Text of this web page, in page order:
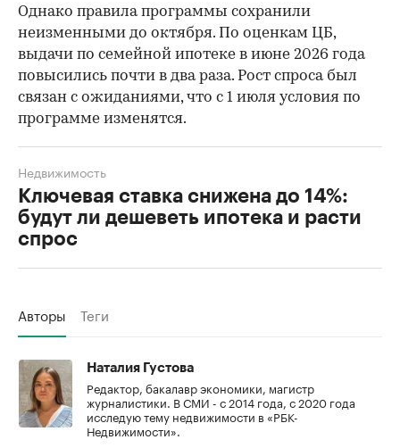
Однако правила программы сохранили
неизменными до октября. По оценкам ЦБ,
выдачи по семейной ипотеке в июне 2026 года
повысились почти в два раза. Рост спроса был
связан с ожиданиями, что с 1 июля условия по
программе изменятся.
Ключевая ставка снижена до 14%:
будут ли дешеветь ипотека и расти
спрос
Недвижимость
Авторы Теги
Наталия Густова
Редактор, бакалавр экономики, магистр
журналистики. В СМИ - с 2014 года, с 2020 года
исследую тему недвижимости в «РБК-
Недвижимости».